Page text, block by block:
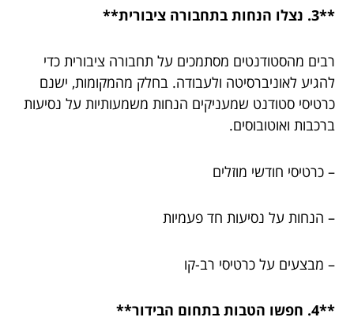
**3. נצלו הנחות בתחבורה ציבורית**
רבים מהסטודנטים מסתמכים על תחבורה ציבורית כדי
להגיע לאוניברסיטה ולעבודה. בחלק מהמקומות, ישנם
כרטיסי סטודנט שמעניקים הנחות משמעותיות על נסיעות
ברכבות ואוטובוסים.
– כרטיסי חודשי מוזלים
– הנחות על נסיעות חד פעמיות
– מבצעים על כרטיסי רב-קו
**4. חפשו הטבות בתחום הבידור**